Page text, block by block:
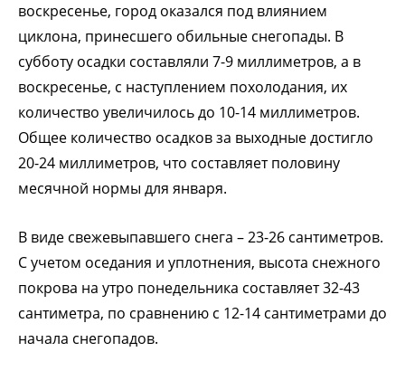
воскресенье, город оказался под влиянием
циклона, принесшего обильные снегопады. В
субботу осадки составляли 7-9 миллиметров, а в
воскресенье, с наступлением похолодания, их
количество увеличилось до 10-14 миллиметров.
Общее количество осадков за выходные достигло
20-24 миллиметров, что составляет половину
месячной нормы для января.
В виде свежевыпавшего снега – 23-26 сантиметров.
С учетом оседания и уплотнения, высота снежного
покрова на утро понедельника составляет 32-43
сантиметра, по сравнению с 12-14 сантиметрами до
начала снегопадов.